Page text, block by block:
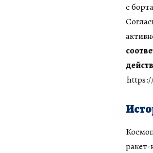
с
https://